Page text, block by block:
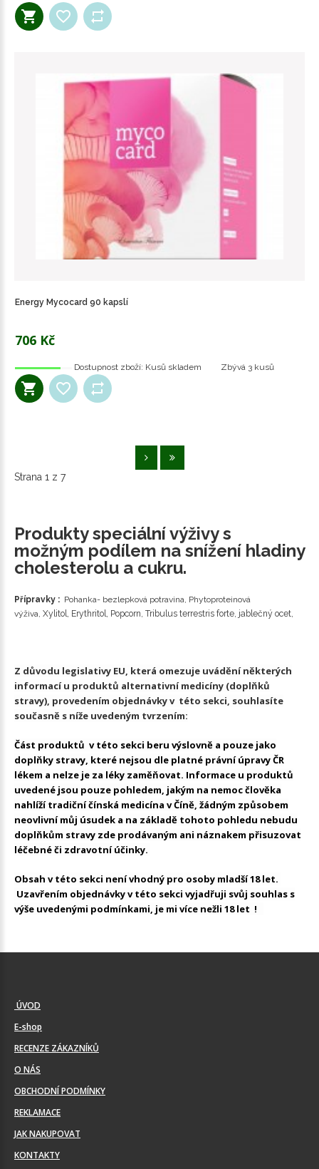
Energy Mycocard 90 kapslí
706 Kč
Dostupnost zboží: Kusů skladem Zbývá 3 kusů
Strana 1 z 7
Produkty speciální výživy s
možným podílem na snížení hladiny
cholesterolu a cukru.
Přípravky : Pohanka- bezlepková potravina, Phytoproteinová
výživa, Xylitol, Erythritol, Popcorn, Tribulus terrestris forte, jablečný ocet,
Z důvodu legislativy EU, která omezuje uvádění některých
informací u produktů alternativní medicíny (doplňků
stravy), provedením objednávky v této sekci, souhlasíte
současně s níže uvedeným tvrzením:
Část produktů v této sekci beru výslovně a pouze jako
doplňky stravy, které nejsou dle platné právní úpravy ČR
lékem a nelze je za léky zaměňovat. Informace u produktů
uvedené jsou pouze pohledem, jakým na nemoc člověka
nahlíží tradiční čínská medicína v Číně, žádným způsobem
neovlivní můj úsudek a na základě tohoto pohledu nebudu
doplňkům stravy zde prodávaným ani náznakem přisuzovat
léčebné či zdravotní účinky.
Obsah v této sekci není vhodný pro osoby mladší 18 let.
Uzavřením objednávky v této sekci vyjadřuji svůj souhlas s
výše uvedenými podmínkami, je mi více nežli 18 let !
ÚVOD
E-shop
RECENZE ZÁKAZNÍKŮ
O NÁS
OBCHODNÍ PODMÍNKY
REKLAMACE
JAK NAKUPOVAT
KONTAKTY